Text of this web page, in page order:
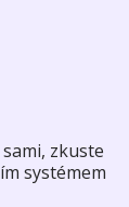
zkuste
systémem